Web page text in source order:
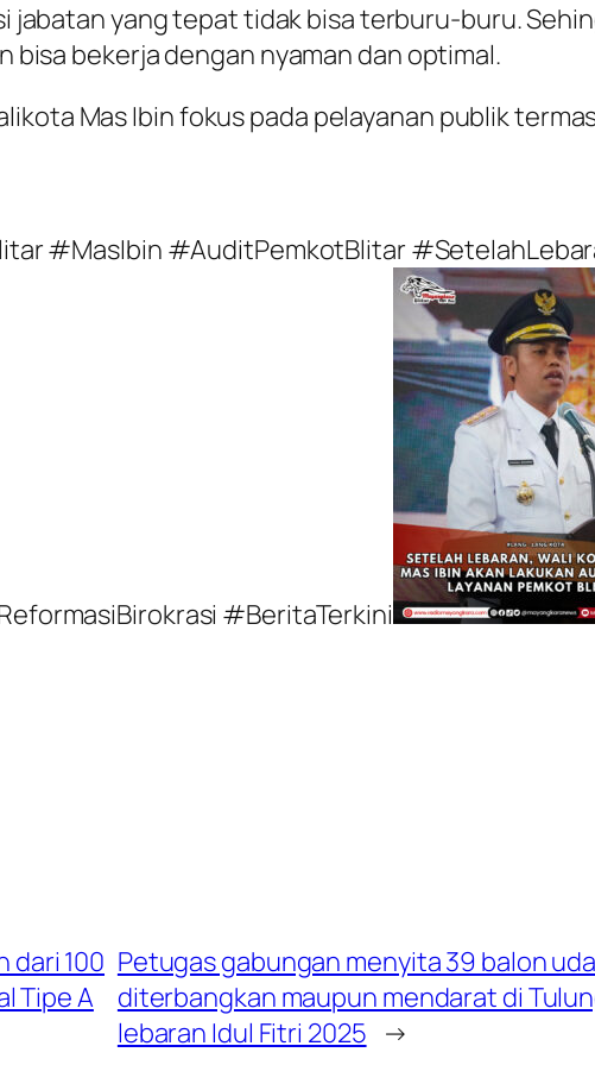
jabatan yang tepat tidak bisa terburu-buru.
bekerja dengan nyaman dan optimal.
Mas Ibin fokus pada pelayanan publik
#MasIbin #AuditPemkotBlitar
#BeritaTerkini
dari 100
Tipe A
Petugas gabungan menyita 39 balon
diterbangkan maupun mendarat di
lebaran Idul Fitri 2025 →